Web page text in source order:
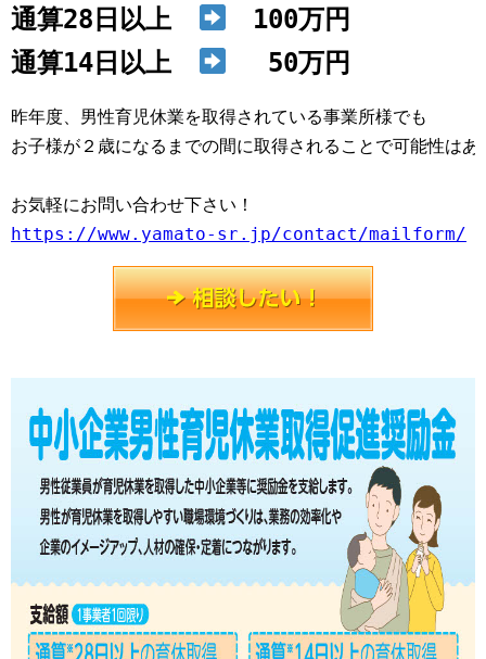
通算28日以上
100万円
通算14日以上
50万円
昨年度、男性育児休業を取得されている事業所様でも
お子様が２歳になるまでの間に取得されることで可能性はあ
https://www.yamato-sr.jp/contact/mailform/